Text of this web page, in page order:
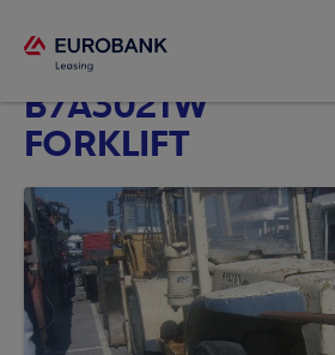
HYSTER
B7A3021W
FORKLIFT